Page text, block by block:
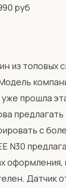
руб
из топовых
прошла
предлагать
с
N30
оформления,
Датчик